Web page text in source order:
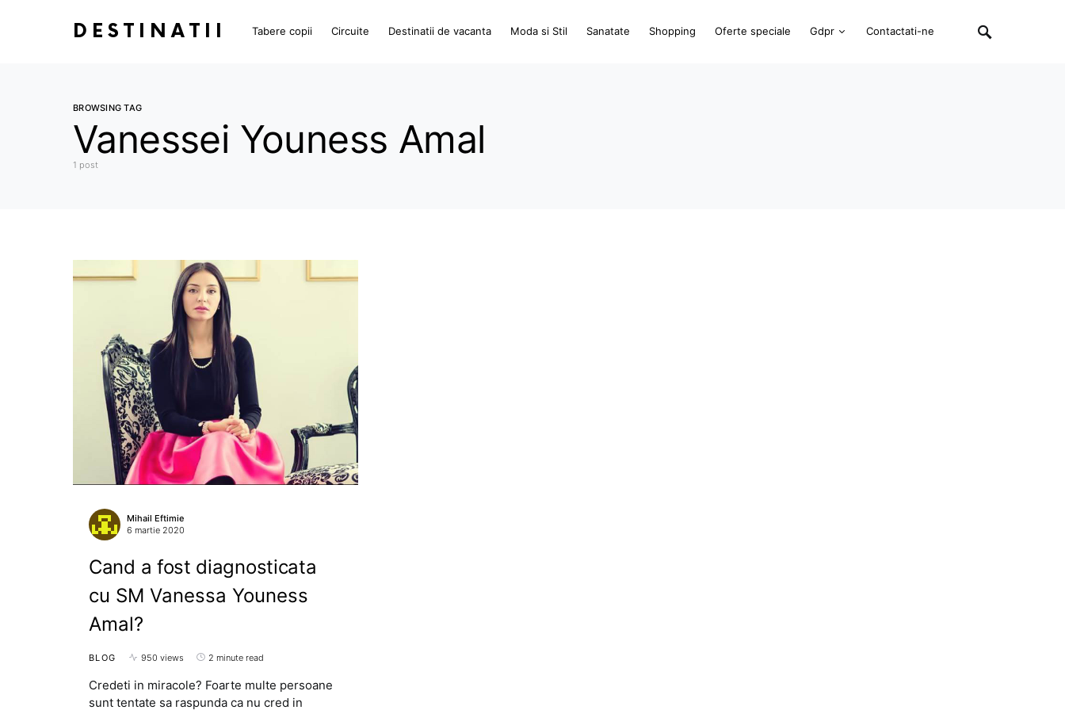
DESTINATII Tabere copii Circuite Destinatii de vacanta Moda si Stil Sanatate Shopping Oferte speciale Gdpr Contactati-ne
BROWSING TAG
Vanessei Youness Amal
1 post
Mihail Eftimie
6 martie 2020
Cand a fost diagnosticata
cu SM Vanessa Youness
Amal?
BLOG 950 views 2 minute read
Credeti in miracole? Foarte multe persoane
sunt tentate sa raspunda ca nu cred in